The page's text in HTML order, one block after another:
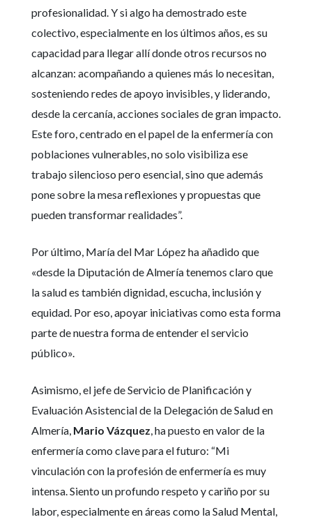
profesionalidad. Y si algo ha demostrado este
colectivo, especialmente en los últimos años, es su
capacidad para llegar allí donde otros recursos no
alcanzan: acompañando a quienes más lo necesitan,
sosteniendo redes de apoyo invisibles, y liderando,
desde la cercanía, acciones sociales de gran impacto.
Este foro, centrado en el papel de la enfermería con
poblaciones vulnerables, no solo visibiliza ese
trabajo silencioso pero esencial, sino que además
pone sobre la mesa reflexiones y propuestas que
pueden transformar realidades”.
Por último, María del Mar López ha añadido que
«desde la Diputación de Almería tenemos claro que
la salud es también dignidad, escucha, inclusión y
equidad. Por eso, apoyar iniciativas como esta forma
parte de nuestra forma de entender el servicio
público».
Asimismo, el jefe de Servicio de Planificación y
Evaluación Asistencial de la Delegación de Salud en
Almería, Mario Vázquez, ha puesto en valor de la
enfermería como clave para el futuro: “Mi
vinculación con la profesión de enfermería es muy
intensa. Siento un profundo respeto y cariño por su
labor, especialmente en áreas como la Salud Mental,